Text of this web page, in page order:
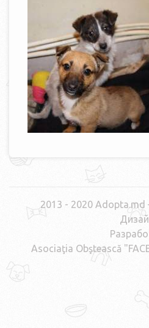
2013 - 2020 Adopta.md
Asociaţia Obştească